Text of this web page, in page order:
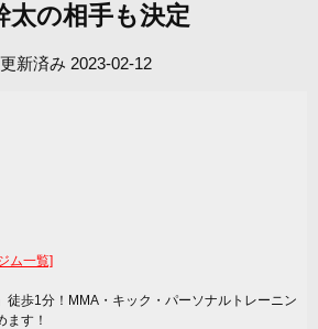
太の相手も決定
更新済み 2023-02-12
ム一覧]
徒歩1分！MMA・キック・パーソナルトレーニン
ます！